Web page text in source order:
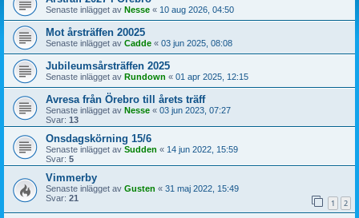
Senaste inlägget av Nesse « 10 aug 2026, 04:50
Mot årsträffen 20025
Senaste inlägget av Cadde « 03 jun 2025, 08:08
Jubileumsårsträffen 2025
Senaste inlägget av Rundown « 01 apr 2025, 12:15
Avresa från Örebro till årets träff
Senaste inlägget av Nesse « 03 jun 2023, 07:27
Svar: 13
Onsdagskörning 15/6
Senaste inlägget av Sudden « 14 jun 2022, 15:59
Svar: 5
Vimmerby
Senaste inlägget av Gusten « 31 maj 2022, 15:49
Svar: 21 1 2